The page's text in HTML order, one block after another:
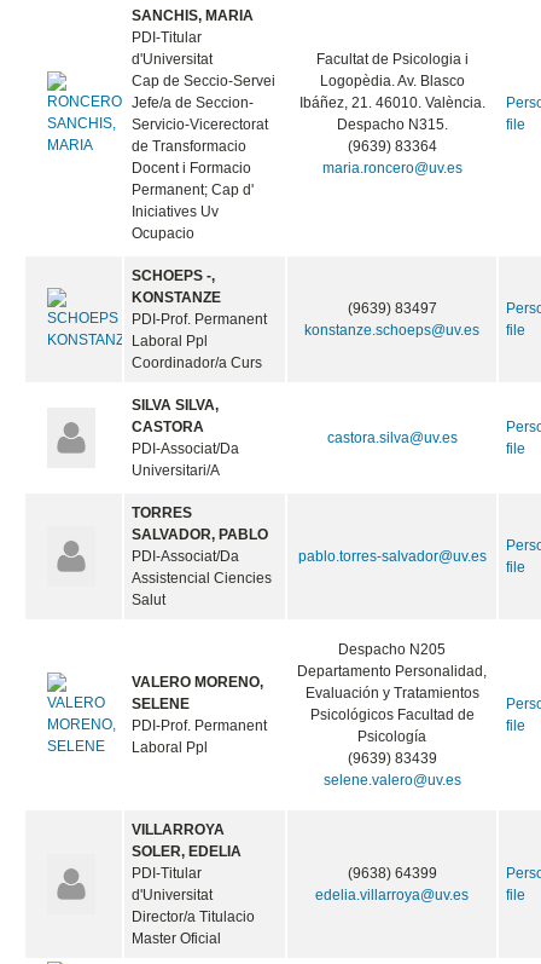
SANCHIS, MARIA
PDI-Titular
d'Universitat
Cap de Seccio-Servei
Jefe/a de Seccion-
Servicio-Vicerectorat
de Transformacio
Docent i Formacio
Permanent; Cap d'
Iniciatives Uv
Ocupacio
Facultat de Psicologia i
Logopèdia. Av. Blasco
Ibáñez, 21. 46010. València.
Despacho N315.
(9639) 83364
maria.roncero@uv.es
file
SCHOEPS -,
KONSTANZE
PDI-Prof. Permanent
Laboral Ppl
Coordinador/a Curs
(9639) 83497
konstanze.schoeps@uv.es
file
SILVA SILVA,
CASTORA
PDI-Associat/Da
Universitari/A
castora.silva@uv.es
file
TORRES
SALVADOR, PABLO
PDI-Associat/Da
Assistencial Ciencies
Salut
pablo.torres-salvador@uv.es
file
VALERO MORENO,
SELENE
PDI-Prof. Permanent
Laboral Ppl
Despacho N205
Departamento Personalidad,
Evaluación y Tratamientos
Psicológicos Facultad de
Psicología
(9639) 83439
selene.valero@uv.es
file
VILLARROYA
SOLER, EDELIA
PDI-Titular
d'Universitat
Director/a Titulacio
Master Oficial
(9638) 64399
edelia.villarroya@uv.es
file